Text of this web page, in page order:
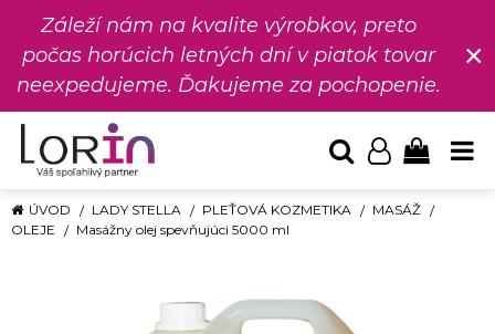
Záleží nám na kvalite výrobkov, preto
počas horúcich letných dní v piatok tovar
neexpedujeme. Ďakujeme za pochopenie.
×
ÚVOD LADY STELLA PLEŤOVÁ KOZMETIKA
MASÁŽ
OLEJE
Masážny olej spevňujúci 5000 ml